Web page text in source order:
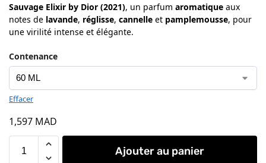
Sauvage Elixir by Dior (2021), un parfum aromatique aux
notes de lavande, réglisse, cannelle et pamplemousse, pour
une virilité intense et élégante.
Contenance
Effacer
1,597 MAD
Ajouter au panier